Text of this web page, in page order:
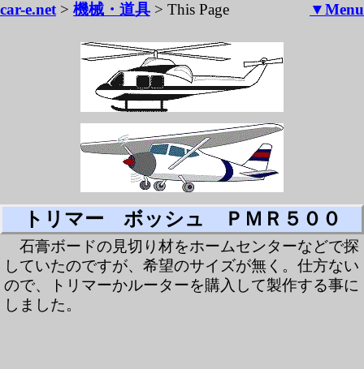
car-e.net > 機械・道具 > This Page ▼Menu
トリマー ボッシュ ＰＭＲ５００
石膏ボードの見切り材をホームセンターなどで探
していたのですが、希望のサイズが無く。仕方ない
ので、トリマーかルーターを購入して製作する事に
しました。